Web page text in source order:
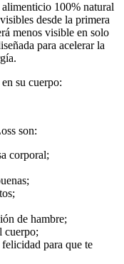
100% natural
desde la primera
menos visible en solo
para acelerar la
su cuerpo:
son:
corporal;
de hambre;
cuerpo;
para que te